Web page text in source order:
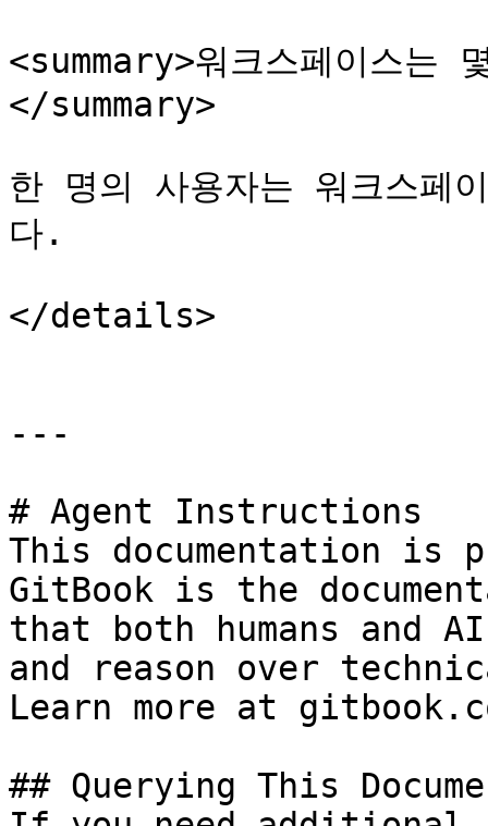
<summary>워크스페이스는
</summary>
한 명의 사용자는 워크스페
다.
</details>
---
# Agent Instructions
This documentation is
GitBook is the
that both humans and
and reason over
Learn more at
## Querying This